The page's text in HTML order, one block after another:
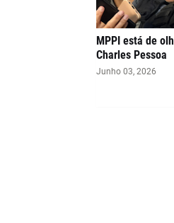
MPPI está de
Charles Pessoa
Junho 03, 2026